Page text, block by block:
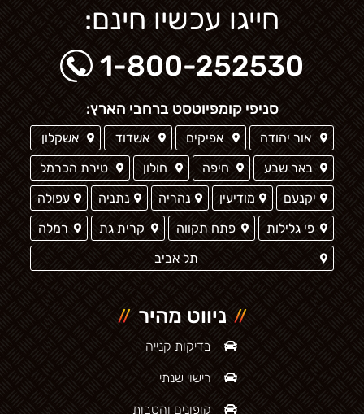
חייגו עכשיו חינם:
1-800-252530
סניפי קומפיוטסט ברחבי הארץ:
אור יהודה אפיקים אשדוד
אשקלון
באר שבע
חיפה חולון
טירת הכרמל
יקנעם
מודיעין נהריה נתניה
עפולה
פי גלילות
פתח תקווה קרית גת
רמלה
תל אביב
ניווט מהיר
בדיקות קנייה
רישוי שנתי
קופונים והטבות